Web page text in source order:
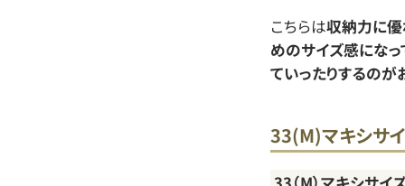
こちらは収納力に優
めのサイズ感にな
ていったりするのが
33(M)マキシサ